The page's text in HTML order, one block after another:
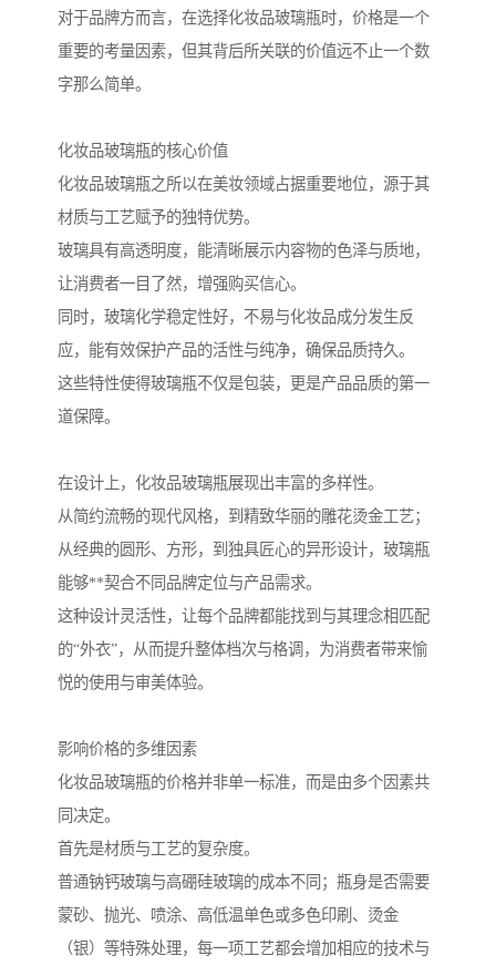
对于品牌方而言，在选择化妆品玻璃瓶时，价格是一个
重要的考量因素，但其背后所关联的价值远不止一个数
字那么简单。
化妆品玻璃瓶的核心价值
化妆品玻璃瓶之所以在美妆领域占据重要地位，源于其
材质与工艺赋予的独特优势。
玻璃具有高透明度，能清晰展示内容物的色泽与质地，
让消费者一目了然，增强购买信心。
同时，玻璃化学稳定性好，不易与化妆品成分发生反
应，能有效保护产品的活性与纯净，确保品质持久。
这些特性使得玻璃瓶不仅是包装，更是产品品质的第一
道保障。
在设计上，化妆品玻璃瓶展现出丰富的多样性。
从简约流畅的现代风格，到精致华丽的雕花烫金工艺；
从经典的圆形、方形，到独具匠心的异形设计，玻璃瓶
能够**契合不同品牌定位与产品需求。
这种设计灵活性，让每个品牌都能找到与其理念相匹配
的“外衣”，从而提升整体档次与格调，为消费者带来愉
悦的使用与审美体验。
影响价格的多维因素
化妆品玻璃瓶的价格并非单一标准，而是由多个因素共
同决定。
首先是材质与工艺的复杂度。
普通钠钙玻璃与高硼硅玻璃的成本不同；瓶身是否需要
蒙砂、抛光、喷涂、高低温单色或多色印刷、烫金
（银）等特殊处理，每一项工艺都会增加相应的技术与